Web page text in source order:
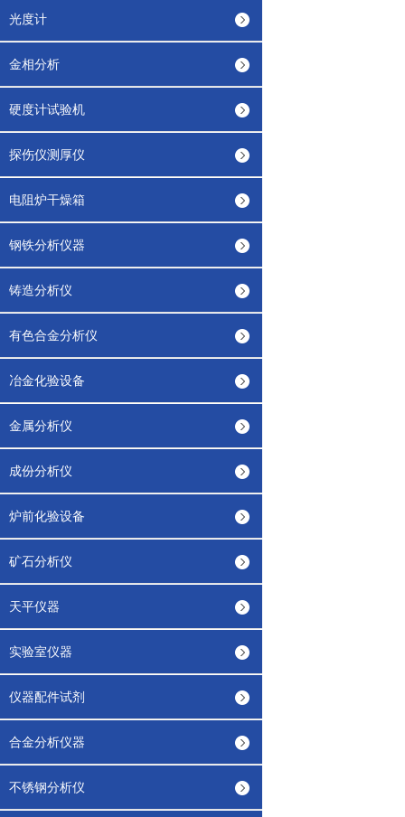
光度计
金相分析
硬度计试验机
探伤仪测厚仪
电阻炉干燥箱
钢铁分析仪器
铸造分析仪
有色合金分析仪
冶金化验设备
金属分析仪
成份分析仪
炉前化验设备
矿石分析仪
天平仪器
实验室仪器
仪器配件试剂
合金分析仪器
不锈钢分析仪